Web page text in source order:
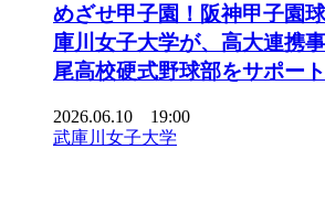
めざせ甲子園！阪神甲子園
庫川女子大学が、高大連携
尾高校硬式野球部をサポー
2026.06.10 19:00
武庫川女子大学